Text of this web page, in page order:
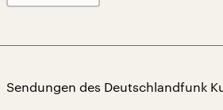
Sendungen des Deutschlandfunk